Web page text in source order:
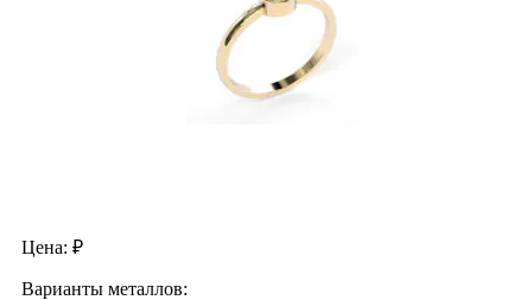
Цена: ₽
Варианты металлов: